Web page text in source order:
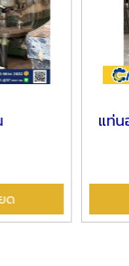
ด
แท่น